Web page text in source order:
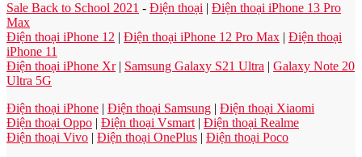
Sale Back to School 2021 - Điện thoại | Điện thoại iPhone 13 Pro
Max
Điện thoại iPhone 12 | Điện thoại iPhone 12 Pro Max | Điện thoại
iPhone 11
Điện thoại iPhone Xr| Samsung Galaxy S21 Ultra | Galaxy Note 20
Ultra 5G
Điện thoại iPhone | Điện thoại Samsung | Điện thoại Xiaomi
Điện thoại Oppo | Điện thoại Vsmart | Điện thoại Realme
Điện thoại Vivo | Điện thoại OnePlus | Điện thoại Poco